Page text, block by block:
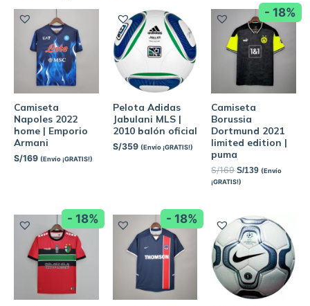
Camiseta
Napoles 2022
home | Emporio
Armani
S/169 (Envío ¡GRATIS!)
Pelota Adidas
Jabulani MLS |
2010 balón oficial
S/359 (Envío ¡GRATIS!)
- 18%
Camiseta
Borussia
Dortmund 2021
limited edition |
puma
S/169 S/139 (Envío
¡GRATIS!)
- 18% - 18%